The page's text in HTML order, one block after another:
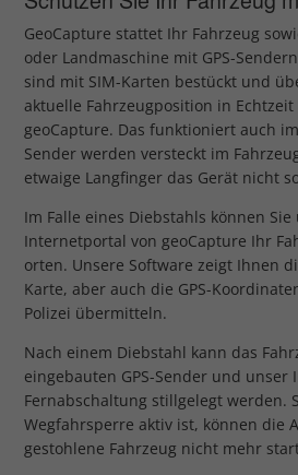
GeoCapture stattet Ihr Fahrzeug
oder Landmaschine mit GPS-
sind mit SIM-Karten bestückt und
aktuelle Fahrzeugposition in Echtzeit
geoCapture. Das funktioniert auch
Sender werden versteckt im
etwaige Langfinger das Gerät nicht
Im Falle eines Diebstahls können Sie
Internetportal von geoCapture Ihr
orten. Unsere Software zeigt Ihnen
Karte, aber auch die GPS-
Polizei übermitteln.
Nach einem Diebstahl kann das
eingebauten GPS-Sender und
Fernabschaltung stillgelegt werden.
Wegfahrsperre aktiv ist, können die
gestohlene Fahrzeug nicht mehr